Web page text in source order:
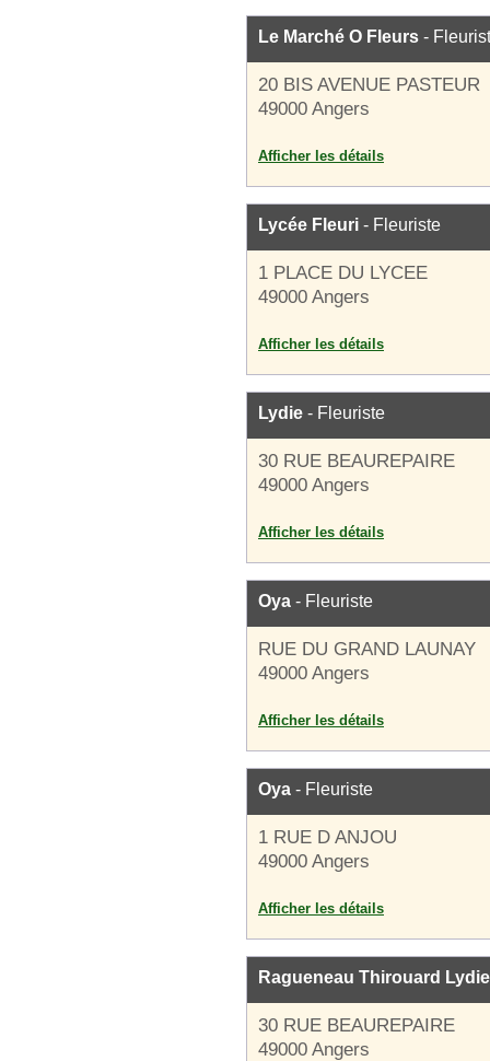
Le Marché O Fleurs -
20 BIS AVENUE PASTEUR
49000 Angers
Afficher les détails
Lycée Fleuri - Fleuriste
1 PLACE DU LYCEE
49000 Angers
Afficher les détails
Lydie - Fleuriste
30 RUE BEAUREPAIRE
49000 Angers
Afficher les détails
Oya - Fleuriste
RUE DU GRAND LAUNAY
49000 Angers
Afficher les détails
Oya - Fleuriste
1 RUE D ANJOU
49000 Angers
Afficher les détails
Ragueneau Thirouard Lydie
30 RUE BEAUREPAIRE
49000 Angers